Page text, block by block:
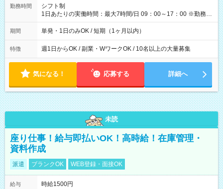
間】試用期間なし
勤務時間
シフト制
1日あたりの実働時間：最大7時間/日 09：00～17：00 ※勤務時
間は 試験により異なります。
期間 単発・1日のみOK / 短期（1ヶ月以内）
特徴 週1日からOK / 副業・WワークOK / 10名以上の大量募集
気になる！ 応募する 詳細へ
未読
座り仕事！給与即払いOK！高時給！在庫管理・
資料作成
派遣 ブランクOK WEB登録・面接OK
給与 時給1500円